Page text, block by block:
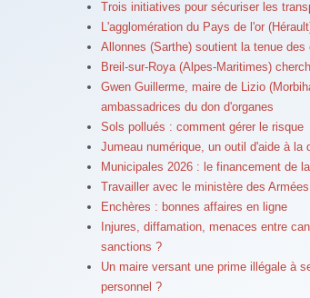
Trois initiatives pour sécuriser les
L'agglomération du Pays de l'or
Allonnes (Sarthe) soutient la tenue
Breil-sur-Roya (Alpes-Maritimes)
Gwen Guillerme, maire de Lizio
ambassadrices du don d'organes
Sols pollués : comment gérer le risque
Jumeau numérique, un outil d'aide à la
Municipales 2026 : le financement de
Travailler avec le ministère des Armées
Enchères : bonnes affaires en ligne
Injures, diffamation, menaces entre
sanctions ?
Un maire versant une prime illégale à
personnel ?